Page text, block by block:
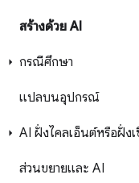
สร้างด้วย AI
กรณีศึกษา
แปลบนอุปกรณ์
AI ฝั่งไคลเอ็นต์หรือฝั่งเ
ส่วนขยายและ AI